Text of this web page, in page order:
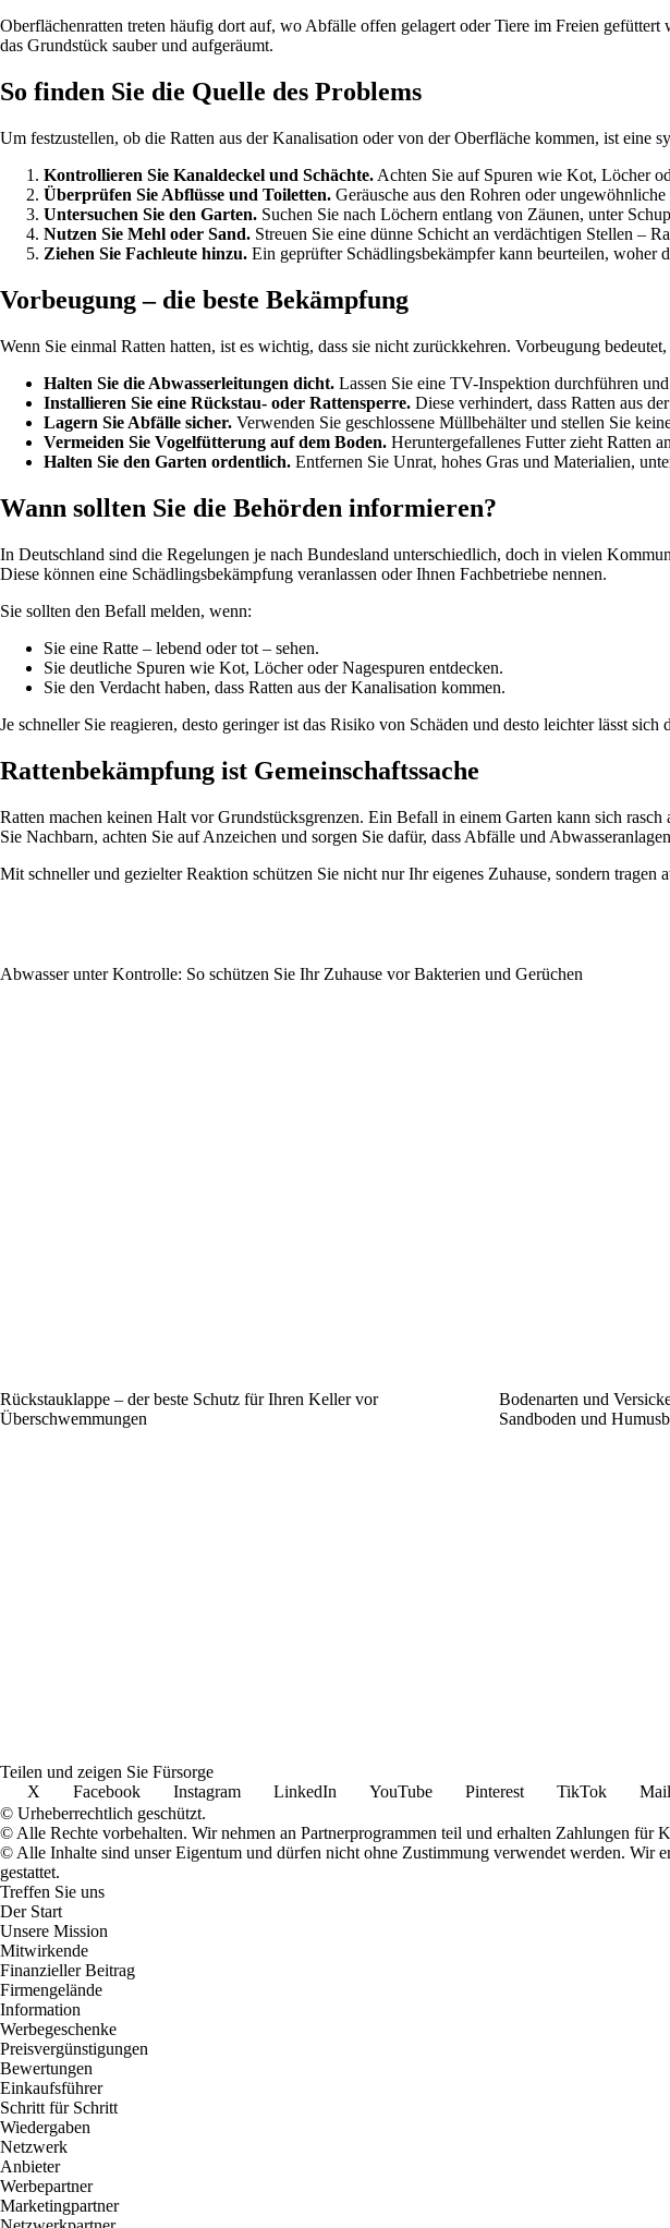
Oberflächenratten treten häufig dort auf, wo Abfälle offen gelagert oder Tiere im Freien
das Grundstück sauber und aufgeräumt.
So finden Sie die Quelle des Problems
Um festzustellen, ob die Ratten aus der Kanalisation oder von der Oberfläche kommen, ist eine
Kontrollieren Sie Kanaldeckel und Schächte. Achten Sie auf Spuren wie Kot, Löcher
Überprüfen Sie Abflüsse und Toiletten. Geräusche aus den Rohren oder
Untersuchen Sie den Garten. Suchen Sie nach Löchern entlang von Zäunen, unter
Nutzen Sie Mehl oder Sand. Streuen Sie eine dünne Schicht an verdächtigen Stellen –
Ziehen Sie Fachleute hinzu. Ein geprüfter Schädlingsbekämpfer kann beurteilen, woher
Vorbeugung – die beste Bekämpfung
Wenn Sie einmal Ratten hatten, ist es wichtig, dass sie nicht zurückkehren. Vorbeugung
Halten Sie die Abwasserleitungen dicht. Lassen Sie eine TV-Inspektion durchführen
Installieren Sie eine Rückstau- oder Rattensperre. Diese verhindert, dass Ratten aus
Lagern Sie Abfälle sicher. Verwenden Sie geschlossene Müllbehälter und stellen Sie
Vermeiden Sie Vogelfütterung auf dem Boden. Heruntergefallenes Futter zieht Ratten
Halten Sie den Garten ordentlich. Entfernen Sie Unrat, hohes Gras und Materialien,
Wann sollten Sie die Behörden informieren?
In Deutschland sind die Regelungen je nach Bundesland unterschiedlich, doch in vielen
Diese können eine Schädlingsbekämpfung veranlassen oder Ihnen Fachbetriebe nennen.
Sie sollten den Befall melden, wenn:
Sie eine Ratte – lebend oder tot – sehen.
Sie deutliche Spuren wie Kot, Löcher oder Nagespuren entdecken.
Sie den Verdacht haben, dass Ratten aus der Kanalisation kommen.
Je schneller Sie reagieren, desto geringer ist das Risiko von Schäden und desto leichter lässt sich
Rattenbekämpfung ist Gemeinschaftssache
Ratten machen keinen Halt vor Grundstücksgrenzen. Ein Befall in einem Garten kann sich
Sie Nachbarn, achten Sie auf Anzeichen und sorgen Sie dafür, dass Abfälle und
Mit schneller und gezielter Reaktion schützen Sie nicht nur Ihr eigenes Zuhause, sondern tragen
Abwasser unter Kontrolle: So schützen Sie Ihr Zuhause vor Bakterien und Gerüchen
Rückstauklappe – der beste Schutz für Ihren Keller vor
Überschwemmungen
Bodenarten und
Sandboden und
Teilen und zeigen Sie Fürsorge
X
Facebook Instagram LinkedIn YouTube Pinterest TikTok Mail
© Urheberrechtlich geschützt.
© Alle Rechte vorbehalten. Wir nehmen an Partnerprogrammen teil und erhalten Zahlungen für
© Alle Inhalte sind unser Eigentum und dürfen nicht ohne Zustimmung verwendet werden. Wir
gestattet.
Treffen Sie uns
Der Start
Unsere Mission
Mitwirkende
Finanzieller Beitrag
Firmengelände
Information
Werbegeschenke
Preisvergünstigungen
Bewertungen
Einkaufsführer
Schritt für Schritt
Wiedergaben
Netzwerk
Anbieter
Werbepartner
Marketingpartner